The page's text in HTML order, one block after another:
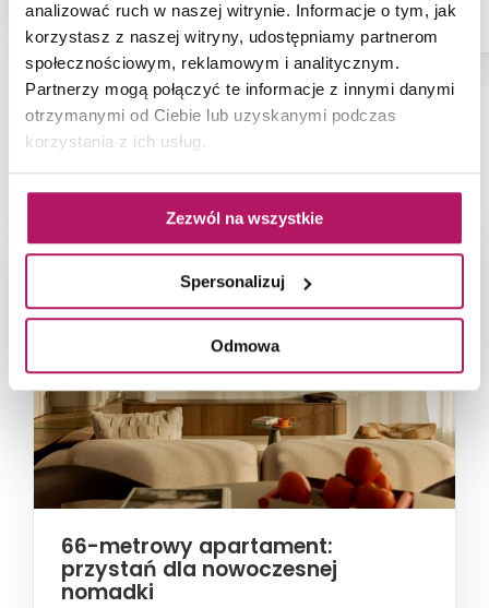
analizować ruch w naszej witrynie. Informacje o tym, jak
korzystasz z naszej witryny, udostępniamy partnerom
społecznościowym, reklamowym i analitycznym.
Partnerzy mogą połączyć te informacje z innymi danymi
otrzymanymi od Ciebie lub uzyskanymi podczas
korzystania z ich usług.
Zezwól na wszystkie
Spersonalizuj
Odmowa
NAJNOWSZE ARTYKUŁY
66-metrowy apartament:
przystań dla nowoczesnej
nomadki